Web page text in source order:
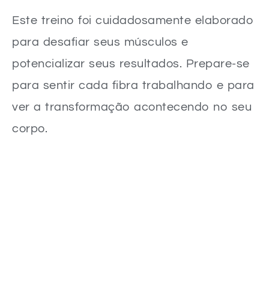
Este treino foi cuidadosamente elaborado
para desafiar seus músculos e
potencializar seus resultados. Prepare-se
para sentir cada fibra trabalhando e para
ver a transformação acontecendo no seu
corpo.